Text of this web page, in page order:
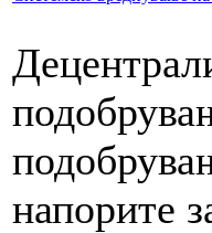
напорите